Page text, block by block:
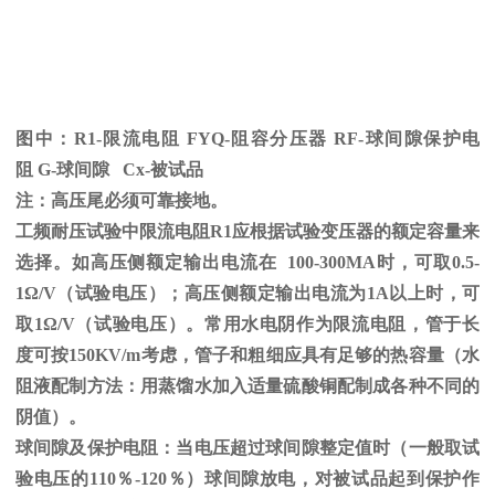
图中： R1-限流电阻 FYQ-阻容分压器 RF-球间隙保护电
阻 G-球间隙 Cx-被试品
注：高压尾必须可靠接地。
工频耐压试验中限流电阻R1应根据试验变压器的额定容量来
选择。如高压侧额定输出电流在 100-300MA 时，可取0.5-
1Ω/V（试验电压）；高压侧额定输出电流为1A 以上时，可
取1Ω/V（试验电压）。常用水电阴作为限流电阻，管于长
度可按150KV/m考虑，管子和粗细应具有足够的热容量（水
阻液配制方法：用蒸馏水加入适量硫酸铜配制成各种不同的
阴值）。
球间隙及保护电阻：当电压超过球间隙整定值时（一般取试
验电压的110％-120％）球间隙放电，对被试品起到保护作